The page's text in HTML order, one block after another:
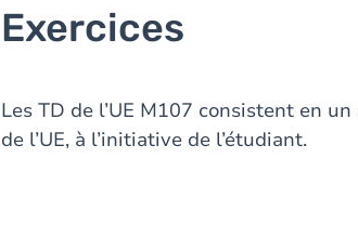
Exercices
Les TD de l’UE M107 consistent en
de l’UE, à l’initiative de l’étudiant.